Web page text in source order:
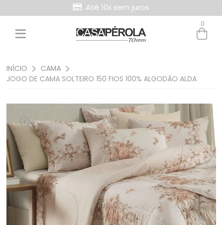
Entre com email ou cpf/cnpj
Até 10x sem juros
0
INÍCIO
CAMA
JOGO DE CAMA SOLTEIRO 150 FIOS 100% ALGODÃO ALDA